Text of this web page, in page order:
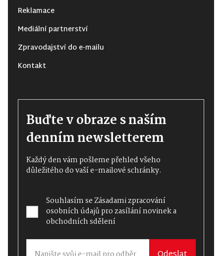
Reklamace
Mediální partnerství
Zpravodajství do e-mailu
Kontakt
Buďte v obraze s naším
denním newsletterem
Každý den vám pošleme přehled všeho
důležitého do vaší e-mailové schránky.
Souhlasím seZásadami zpracování
osobních údajůpro zasílání novinek a
obchodních sdělení